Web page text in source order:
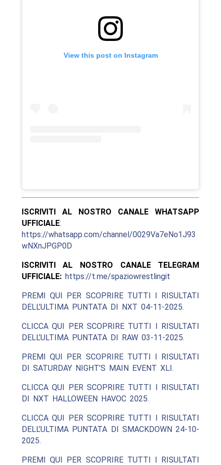
View this post on Instagram
ISCRIVITI AL NOSTRO CANALE WHATSAPP
UFFICIALE:
https://whatsapp.com/channel/0029Va7eNo1J93
wNXnJPGP0D
ISCRIVITI AL NOSTRO CANALE TELEGRAM
UFFICIALE: https://t.me/spaziowrestlingit
PREMI QUI PER SCOPRIRE TUTTI I RISULTATI
DELL’ULTIMA PUNTATA DI NXT 04-11-2025.
CLICCA QUI PER SCOPRIRE TUTTI I RISULTATI
DELL’ULTIMA PUNTATA DI RAW 03-11-2025.
PREMI QUI PER SCOPRIRE TUTTI I RISULTATI
DI SATURDAY NIGHT’S MAIN EVENT XLI.
CLICCA QUI PER SCOPRIRE TUTTI I RISULTATI
DI NXT HALLOWEEN HAVOC 2025.
CLICCA QUI PER SCOPRIRE TUTTI I RISULTATI
DELL’ULTIMA PUNTATA DI SMACKDOWN 24-10-
2025.
PREMI QUI PER SCOPRIRE TUTTI I RISULTATI